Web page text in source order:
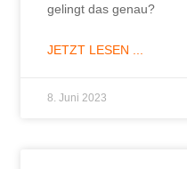
gelingt das genau?
JETZT LESEN ...
8. Juni 2023